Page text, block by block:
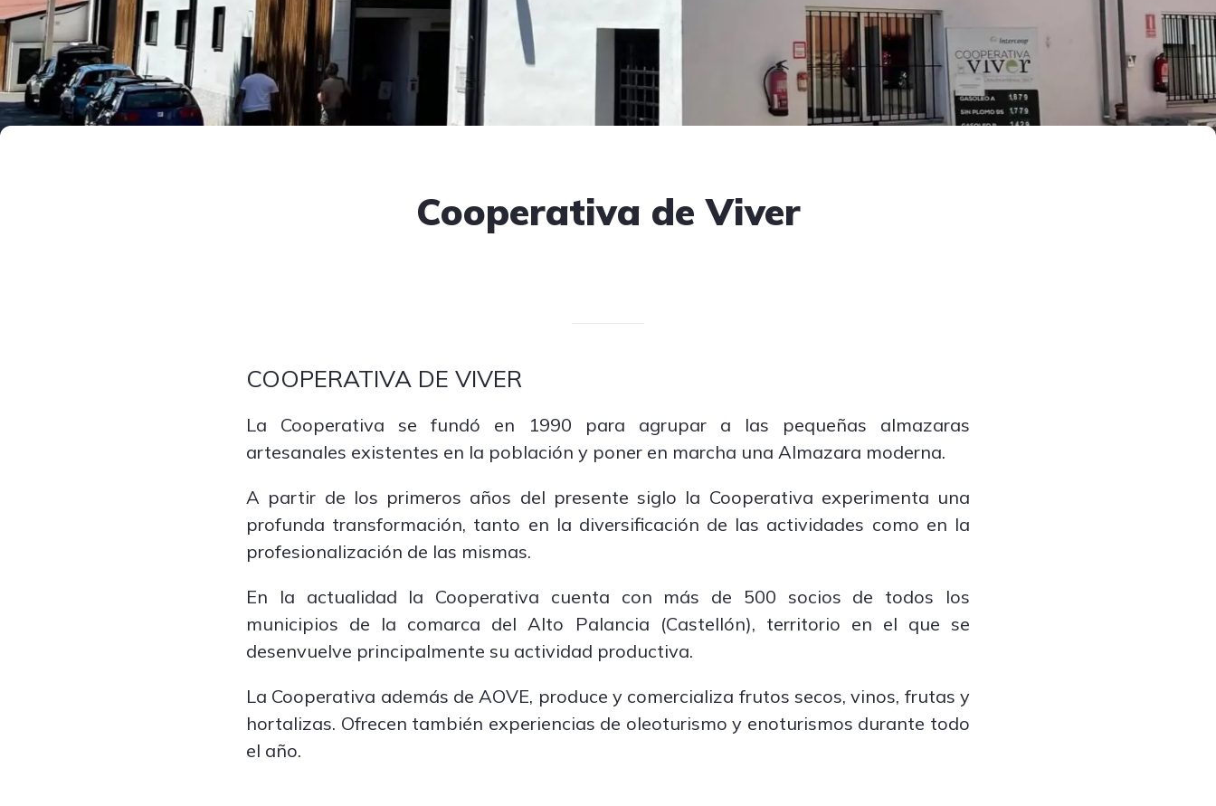
Cooperativa de Viver
COOPERATIVA DE VIVER
La Cooperativa se fundó en 1990 para agrupar a las pequeñas almazaras
artesanales existentes en la población y poner en marcha una Almazara moderna.
A partir de los primeros años del presente siglo la Cooperativa experimenta una
profunda transformación, tanto en la diversificación de las actividades como en la
profesionalización de las mismas.
En la actualidad la Cooperativa cuenta con más de 500 socios de todos los
municipios de la comarca del Alto Palancia (Castellón), territorio en el que se
desenvuelve principalmente su actividad productiva.
La Cooperativa además de AOVE, produce y comercializa frutos secos, vinos, frutas y
hortalizas. Ofrecen también experiencias de oleoturismo y enoturismos durante todo
el año.